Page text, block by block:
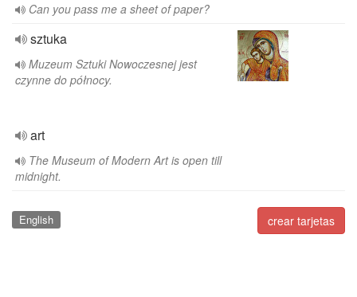
Can you pass me a sheet of paper?
sztuka
Muzeum Sztuki Nowoczesnej jest
czynne do północy.
art
The Museum of Modern Art is open till
midnight.
crear tarjetas
English